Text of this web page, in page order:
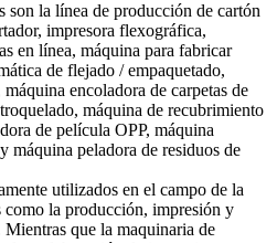
son la línea de producción de cartón
impresora flexográfica,
en línea, máquina para fabricar
de flejado / empaquetado,
encoladora de carpetas de
máquina de recubrimiento
de película OPP, máquina
máquina peladora de residuos de
utilizados en el campo de la
como la producción, impresión y
que la maquinaria de